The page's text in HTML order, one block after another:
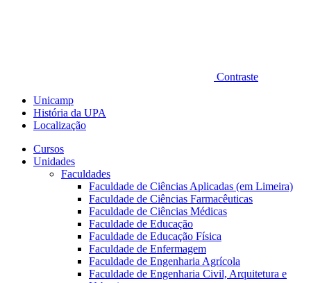
Contraste
Unicamp
História da UPA
Localização
Cursos
Unidades
Faculdades
Faculdade de Ciências Aplicadas (em Limeira)
Faculdade de Ciências Farmacêuticas
Faculdade de Ciências Médicas
Faculdade de Educação
Faculdade de Educação Física
Faculdade de Enfermagem
Faculdade de Engenharia Agrícola
Faculdade de Engenharia Civil, Arquitetura e